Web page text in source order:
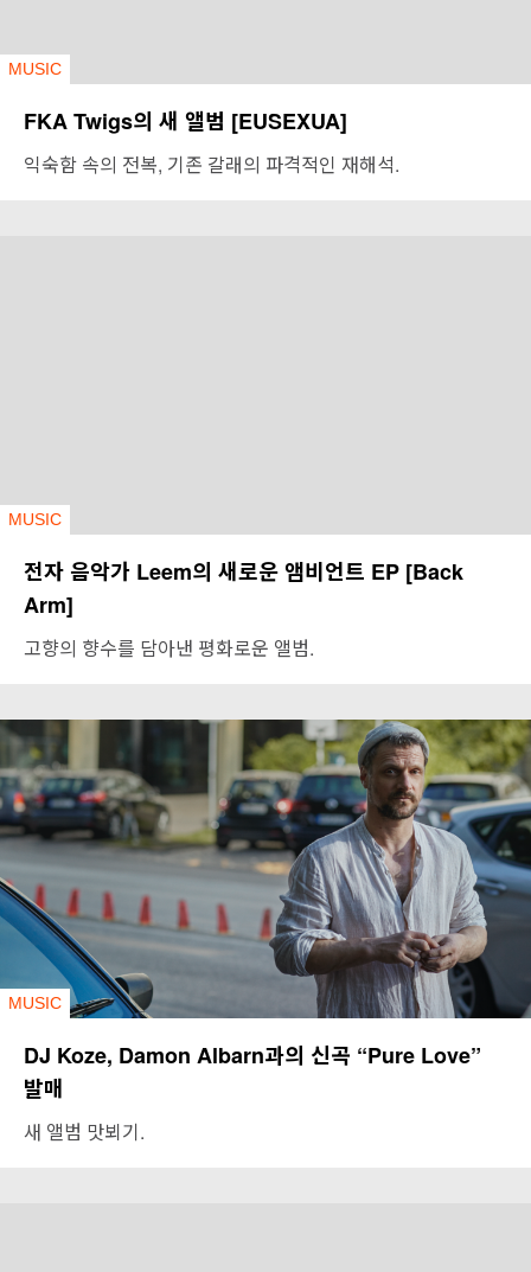
MUSIC
FKA Twigs의 새 앨범 [EUSEXUA]
익숙함 속의 전복, 기존 갈래의 파격적인 재해석.
MUSIC
전자 음악가 Leem의 새로운 앰비언트 EP [Back
Arm]
고향의 향수를 담아낸 평화로운 앨범.
MUSIC
DJ Koze, Damon Albarn과의 신곡 “Pure Love”
발매
새 앨범 맛뵈기.